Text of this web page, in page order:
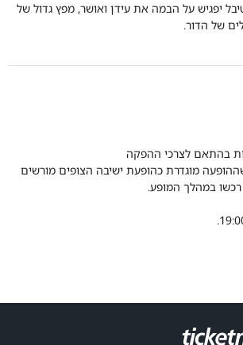
יפגיש על הבמה את עידן ואושר, מפץ גדול של
של הדור.
בהתאם לצרכי ההפקה
מוגדרת כהופעת ישיבה הצופים מורשים
במהלך המופע.